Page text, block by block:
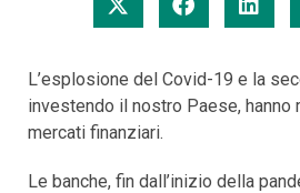
L’esplosione del Covid-19 e la
investendo il nostro Paese, hanno
mercati finanziari.
Le banche, fin dall’inizio della